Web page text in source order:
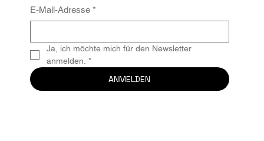
E-Mail-Adresse *
Ja, ich möchte mich für den Newsletter
anmelden. *
ANMELDEN